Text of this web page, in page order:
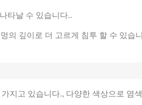
타날 수 있습니다..
의 깊이로 더 고르게 침투 할 수 있습니
지고 있습니다., 다양한 색상으로 염색